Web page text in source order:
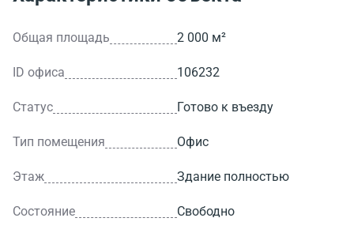
Общая площадь 2 000 м²
ID офиса 106232
Статус Готово к въезду
Тип помещения Офис
Этаж Здание полностью
Состояние Свободно